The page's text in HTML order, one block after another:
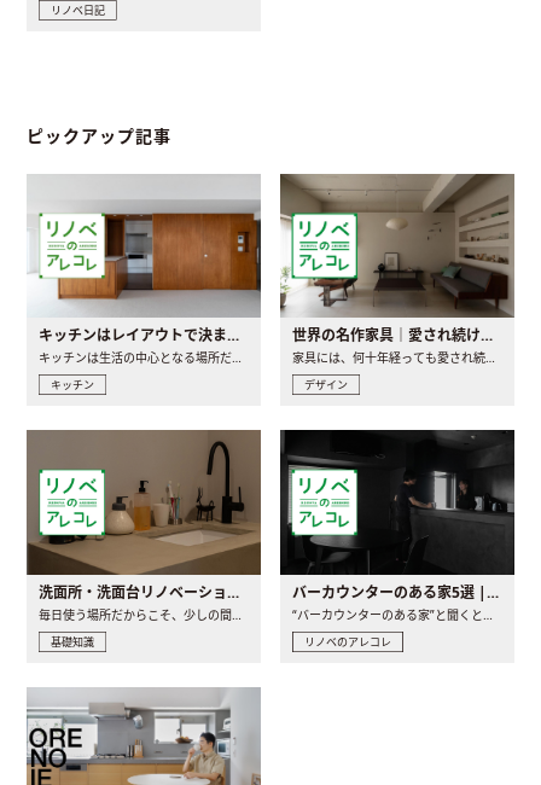
リノベ日記
ピックアップ記事
キッチンはレイアウトで決まる。後悔しないための考え方と選び方
キッチンは生活の中心となる場所だからこそ、家の中のどこに置..
キッチン
世界の名作家具｜愛され続ける理由と一生モノとの出会い方
家具には、何十年経っても愛され続ける「名作」と呼ばれるもの..
デザイン
洗面所・洗面台リノベーションの事例と間取りアイデア
基礎知識
バーカウンターのある家5選 | 日常に馴染む“距離の近い”キッチンとは
リノベのアレコレ